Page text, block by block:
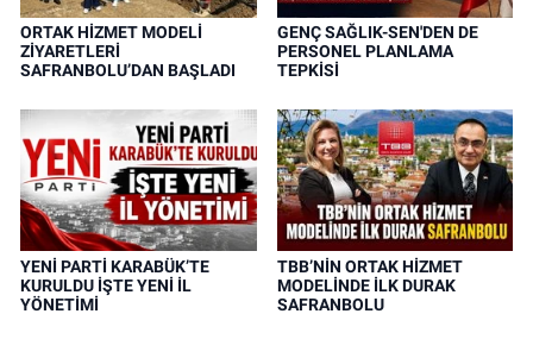
ORTAK HİZMET MODELİ
ZİYARETLERİ
SAFRANBOLU’DAN BAŞLADI
GENÇ SAĞLIK-SEN'DEN DE
PERSONEL PLANLAMA
TEPKİSİ
YENİ PARTİ KARABÜK’TE
KURULDU İŞTE YENİ İL
YÖNETİMİ
TBB’NİN ORTAK HİZMET
MODELİNDE İLK DURAK
SAFRANBOLU